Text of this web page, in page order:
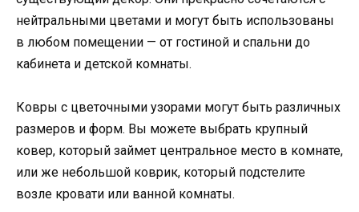
нейтральными цветами и могут быть использованы
в любом помещении — от гостиной и спальни до
кабинета и детской комнаты.
Ковры с цветочными узорами могут быть различных
размеров и форм. Вы можете выбрать крупный
ковер, который займет центральное место в комнате,
или же небольшой коврик, который подстелите
возле кровати или ванной комнаты.